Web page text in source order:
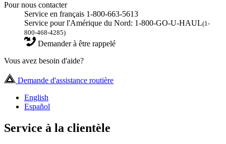
Pour nous contacter
Service en français 1-800-663-5613
Service pour l'Amérique du Nord: 1-800-GO-U-HAUL(1-
800-468-4285)
Demander à être rappelé
Vous avez besoin d'aide?
Demande d'assistance routière
English
Español
Service à la clientèle